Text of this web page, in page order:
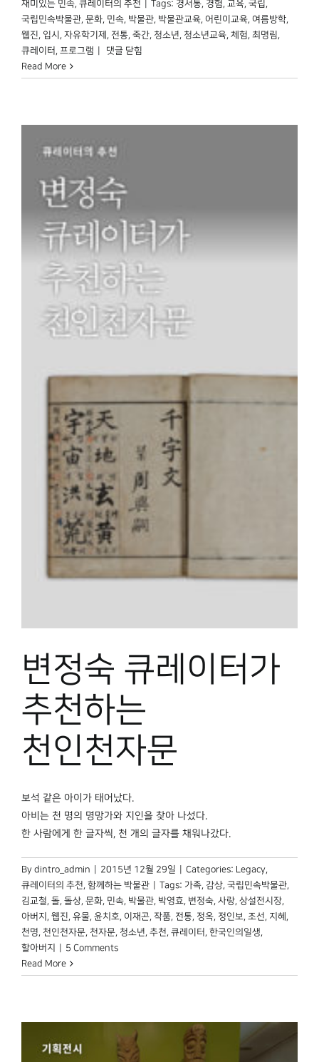
재미있는 민속, 큐레이터의 추천 Tags: 경서통, 경험, 교육, 국립,
국립민속박물관, 문화, 민속, 박물관, 박물관교육, 어린이교육, 여름방학,
웹진, 입시 , 자유학기제 , 전통, 죽간, 청소년, 청소년교육, 체험, 최명림,
큐레이터 , 프로그램
최명림
추천하는
댓글 닫힘
Read More
변정숙 큐레이터가
추천하는
천인천자문
보석 같은 아이가 태어났다.
아비는 천 명의 명망가와 지인을 찾아 나섰다.
한 사람에게 한 글자씩, 천 개의 글자를 채워나갔다.
By dintro_admin 2015년 12월 29일 Categories: Legacy
큐레이터의 추천 함께하는 박물관 Tags: 가족 감상 국립민속박물관
김교철 돌 돌상 문화 민속 박물관 박영효 변정숙 사랑 상설전시장
아버지
웹진 유물 윤치호 이재곤 작품 전통 정옥 정인보 조선 지혜
천명 천인천자문 천자문 청소년 추천 큐레이터 한국인의일생
할아버지
5 Comments
Read More